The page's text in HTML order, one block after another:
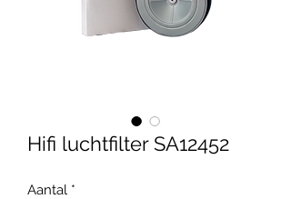
Hifi luchtfilter SA12452
Aantal *